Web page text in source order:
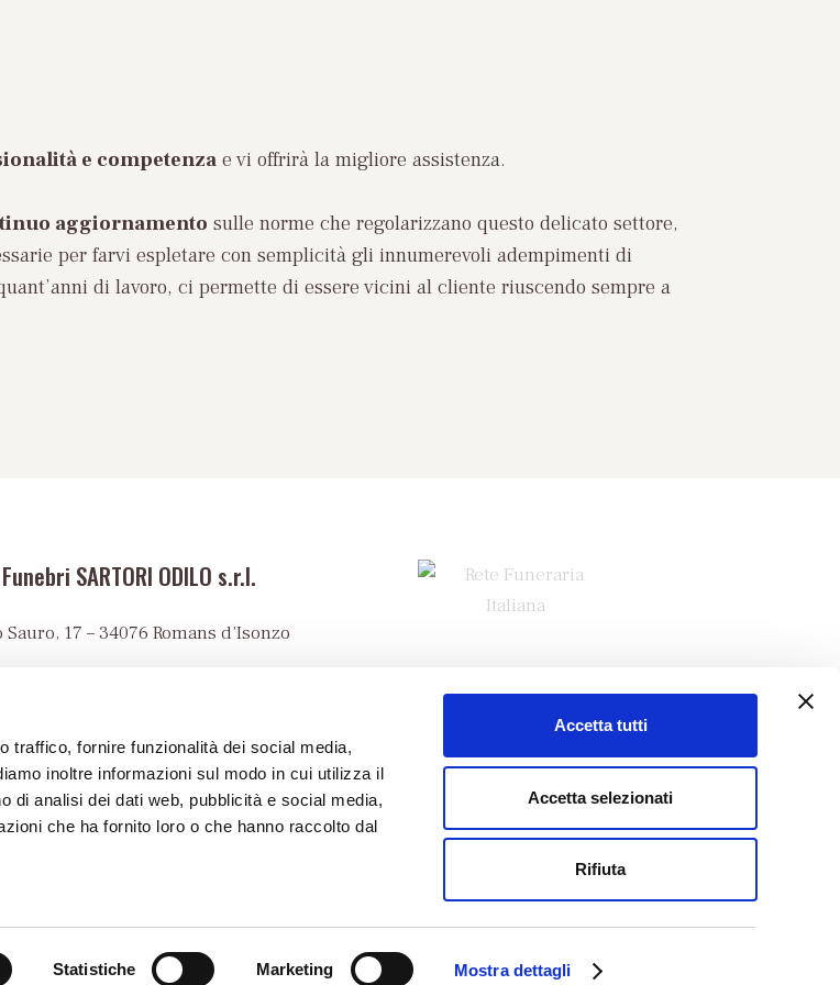
traffico, fornire funzionalità dei social media,
inoltre informazioni sul modo in cui utilizza il
di analisi dei dati web, pubblicità e social media,
che ha fornito loro o che hanno raccolto dal
Statistiche Marketing Mostra dettagli
Accetta tutti
Accetta selezionati
Rifiuta
e competenza e vi offrirà la migliore assistenza.
aggiornamento sulle norme che regolarizzano questo delicato settore,
per farvi espletare con semplicità gli innumerevoli adempimenti di
di lavoro, ci permette di essere vicini al cliente riuscendo sempre a
SARTORI ODILO s.r.l.
17 – 34076 Romans d’Isonzo
© MULTIWAYS